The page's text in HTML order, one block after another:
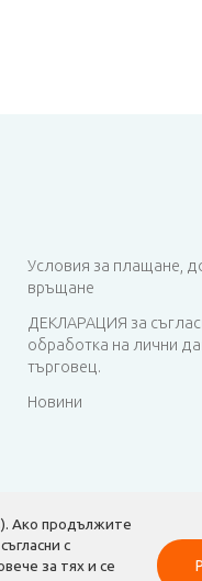
Ако продължите
с
за тях и се
Условия за плащане,
връщане
ДЕКЛАРАЦИЯ за
обработка на лични
търговец.
Новини